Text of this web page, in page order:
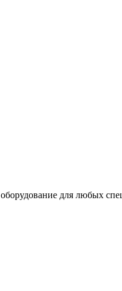
оборудование для любых